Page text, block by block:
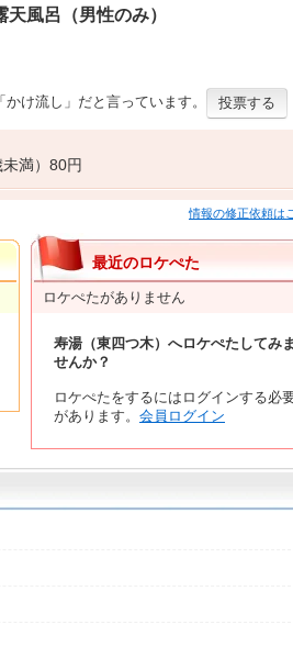
風呂（男性のみ）
け流し」だと言っています。 投票する
満）80円
情報の修正依頼は
最近のロケぺた
ロケぺたがありません
寿湯（東四つ木）へロケぺたしてみま
せんか？
ロケぺたをするにはログインする必
があります。 会員ログイン